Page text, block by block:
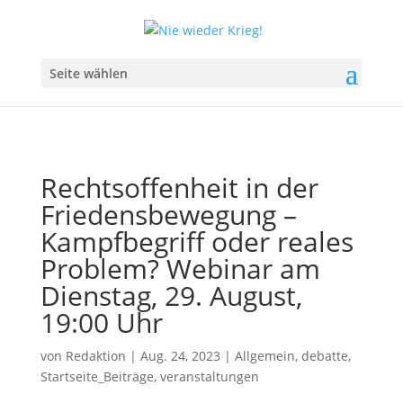
Seite wählen
Rechtsoffenheit in der
Friedensbewegung –
Kampfbegriff oder reales
Problem? Webinar am
Dienstag, 29. August,
19:00 Uhr
von Redaktion | Aug. 24, 2023 | Allgemein, debatte,
Startseite_Beiträge, veranstaltungen